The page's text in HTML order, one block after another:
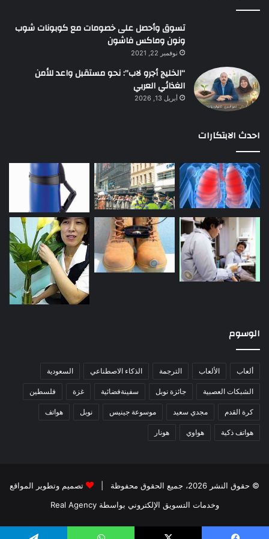
تسوق وأحصل على خصومات مع كوبونات شوب
ونون وماكس فاشون
نوفمبر 22, 2021
“الخليج أجرو لاب”: نحو مستقبل واعد للأمن
الغذائي العربي
أبريل 13, 2026
احدث الابتكارات
الوسوم
ألعاب الألعاب الترجمة الذكاء الاصطناعي السعودية
الشبكات العصبية جائزة نوبل سفينةفضائية غزة فلسطين
كرة القدم مجدي سعيد موسوعة جينيس نوبل هواتف
هواتف ذكية هواوي هونار
© حقوق النشر 2026، جميع الحقوق محفوظة |
تصميم وتطوير المواقع
وخدمات التسويق الإلكتروني بواسطة Real Agency